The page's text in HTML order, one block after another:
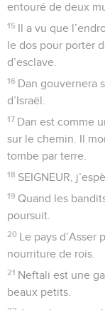
entouré de deux
15 Il a vu que
le dos pour porter
d’esclave.
16 Dan gouvernera
d’Israël.
17 Dan est comme
sur le chemin. Il
tombe par terre.
18 SEIGNEUR,
19 Quand les
poursuit.
20 Le pays d’Asser
nourriture de rois.
21 Neftali est une
beaux petits.